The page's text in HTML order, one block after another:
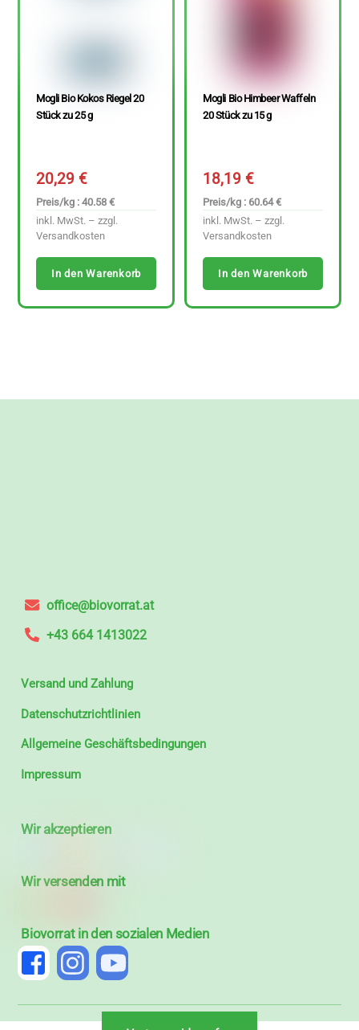
Mogli Bio Kokos Riegel 20
Stück zu 25 g
20,29€
Preis/kg : 40.58 €
inkl. MwSt. – zzgl.
Versandkosten
In den Warenkorb
Mogli Bio Himbeer Waffeln
20 Stück zu 15 g
18,19€
Preis/kg : 60.64 €
inkl. MwSt. – zzgl.
Versandkosten
In den Warenkorb
office@biovorrat.at
+43 664 1413022
Versand und Zahlung
Datenschutzrichtlinien
Allgemeine Geschäftsbedingungen
Impressum
Wir akzeptieren
Wir versenden mit
Biovorrat in den sozialen Medien